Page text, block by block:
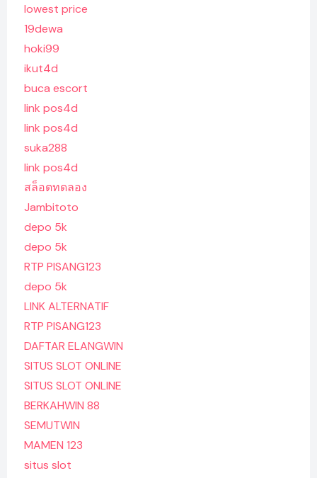
lowest price
19dewa
hoki99
ikut4d
buca escort
link pos4d
link pos4d
suka288
link pos4d
สล็อตทดลอง
Jambitoto
depo 5k
depo 5k
RTP PISANG123
depo 5k
LINK ALTERNATIF
RTP PISANG123
DAFTAR ELANGWIN
SITUS SLOT ONLINE
SITUS SLOT ONLINE
BERKAHWIN 88
SEMUTWIN
MAMEN 123
situs slot